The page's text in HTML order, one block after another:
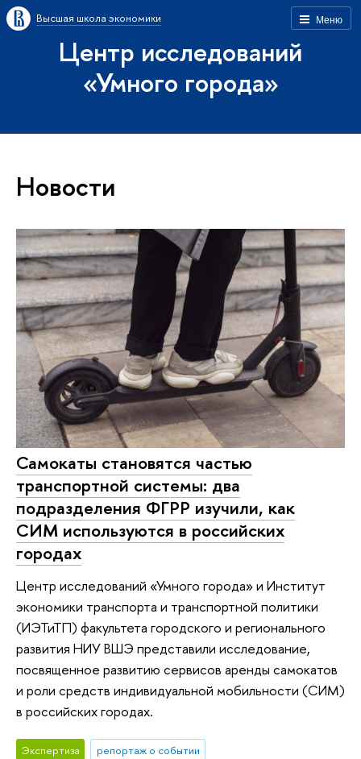
Меню
Высшая школа экономики
Центр исследований
«Умного города»
Новости
Самокаты становятся частью
транспортной системы: два
подразделения ФГРР изучили, как
СИМ используются в российских
городах
Центр исследований «Умного города» и Институт
экономики транспорта и транспортной политики
(ИЭТиТП) факультета городского и регионального
развития НИУ ВШЭ представили исследование,
посвященное развитию сервисов аренды самокатов
и роли средств индивидуальной мобильности (СИМ)
в российских городах.
Экспертиза
репортаж о событии